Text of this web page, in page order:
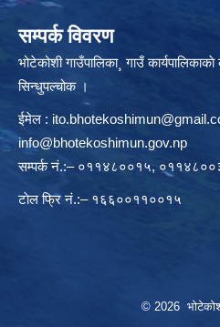
सम्पर्क विवरण
भोटेकोशी गाउँपालिका¸ गाउँ
सिन्धुपल्चोक ।
ईमेल :
info@bhotekoshimun.gov.np
सम्पर्क नं.:– ०११४८००१५,
टाेल फ्रि नं.:– १६६००११००१५
© 2026